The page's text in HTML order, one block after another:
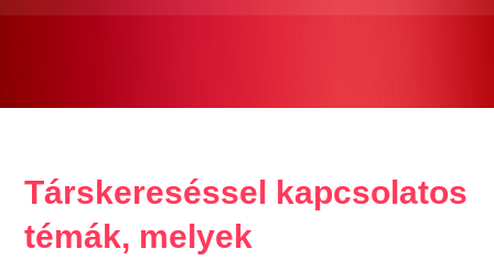
Társkereséssel kapcsolatos
témák, melyek